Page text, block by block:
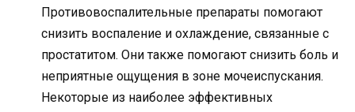
Противовоспалительные препараты помогают
снизить воспаление и охлаждение, связанные с
простатитом. Они также помогают снизить боль и
неприятные ощущения в зоне мочеиспускания.
Некоторые из наиболее эффективных